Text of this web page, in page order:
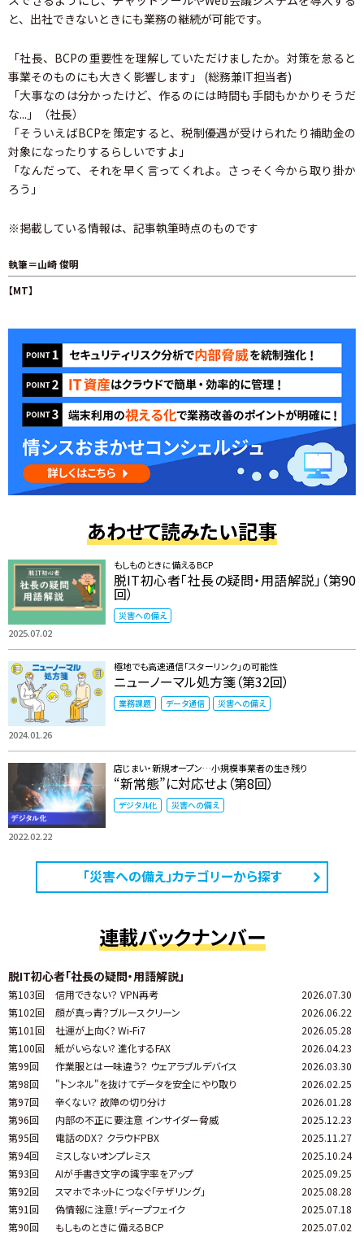
と、出社できないときにも業務の継続が可能です。
「社長、BCPの重要性を理解していただけましたか。対策を怠ると
事業そのものにも大きく影響します」 (総務兼IT担当者)
「大事なのは分かったけど、作るのには時間も手間もかかりそうだ
な...」（社長）
「そういえばBCPを策定すると、税制優遇が受けられたり補助金の
対象になったりするらしいですよ」
「なんだって、それを早く言ってくれよ。さっそく今から取り掛か
ろう」
※掲載している情報は、記事執筆時点のものです
執筆＝山崎 俊明
【MT】
あわせて読みたい記事
2025.07.02
もしものときに備えるBCP
脱IT初心者「社長の疑問・用語解説」（第90
回）
災害への備え
2024.01.26
極地でも高速通信「スターリンク」の可能性
ニューノーマル処方箋（第32回）
業務課題 データ通信 災害への備え
2022.02.22
店じまい・新規オープン…小規模事業者の生き残り
“新常態”に対応せよ（第8回）
デジタル化 災害への備え
「災害への備え」カテゴリーから探す
連載バックナンバー
脱IT初心者「社長の疑問・用語解説」
第103回 信用できない？ VPN再考
2026.07.30
第102回
顔が真っ青？ブルースクリーン
2026.06.22
第101回
社運が上向く? Wi-Fi7
2026.05.28
第100回
紙がいらない? 進化するFAX
2026.04.23
第99回
作業服とは一味違う？ ウェアラブルデバイス
2026.03.30
第98回
"トンネル"を抜けてデータを安全にやり取り
2026.02.25
第97回
辛くない？ 故障の切り分け
2026.01.28
第96回
内部の不正に要注意 インサイダー脅威
2025.12.23
第95回
電話のDX？ クラウドPBX
2025.11.27
第94回
ミスしないオンプレミス
2025.10.24
第93回
AIが手書き文字の識字率をアップ
2025.09.25
第92回
スマホでネットにつなぐ「テザリング」
2025.08.28
第91回
偽情報に注意！ディープフェイク
2025.07.18
第90回
もしものときに備えるBCP
2025.07.02